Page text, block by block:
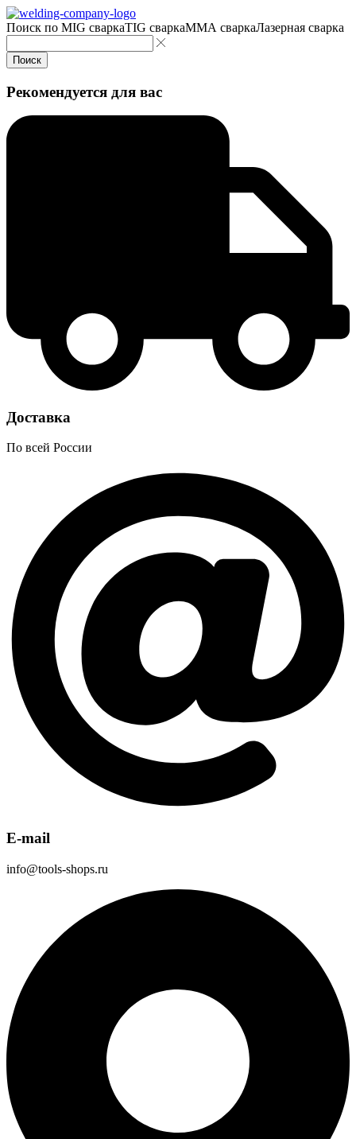
Поиск по MIG сваркаTIG сваркаMMA сваркаЛазерная сварка
Поиск
Рекомендуется для вас
Доставка
По всей России
E-mail
info@tools-shops.ru